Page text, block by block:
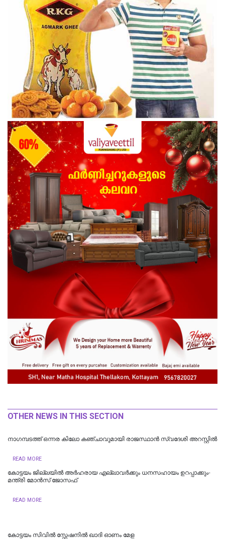
OTHER NEWS IN THIS SECTION
നാഗമ്പടത്ത് ഒന്നര കിലോ കഞ്ചാവുമായി രാജസ്ഥാന്‍ സ്വദേശി അറസ്റ്റില്‍
READ MORE
കോട്ടയം ജില്ലയില്‍ അര്‍ഹരായ എല്ലാവര്‍ക്കും ധനസഹായം ഉറപ്പാക്കും-
മന്ത്രി മോന്‍സ് ജോസഫ്
READ MORE
കോട്ടയം സിവിൽ സ്റ്റേഷനിൽ ഖാദി ഓണം മേള